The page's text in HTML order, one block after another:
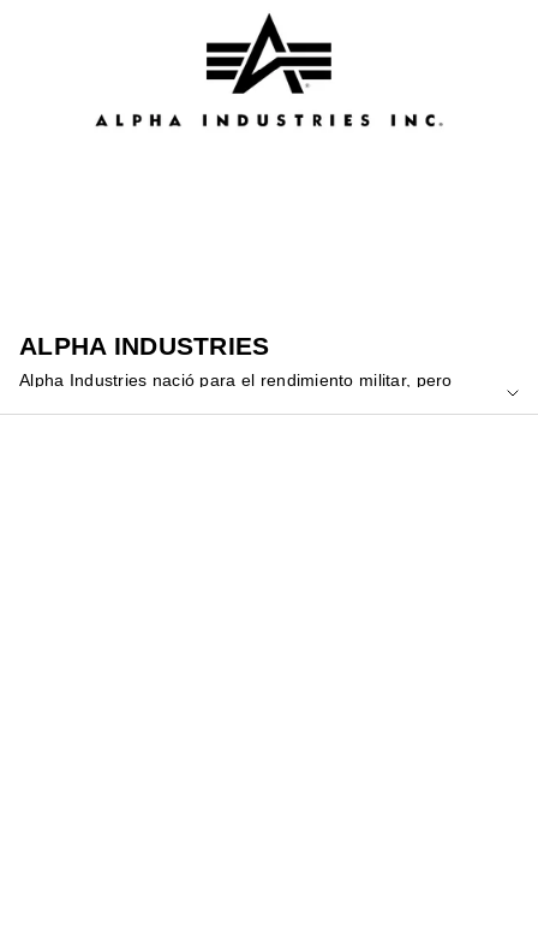
ALPHA INDUSTRIES
Alpha Industries nació para el rendimiento militar, pero